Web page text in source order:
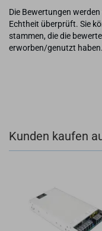
Die Bewertungen
Echtheit überprüft. Sie
stammen, die die
erworben/genutzt haben.
Kunden kaufen